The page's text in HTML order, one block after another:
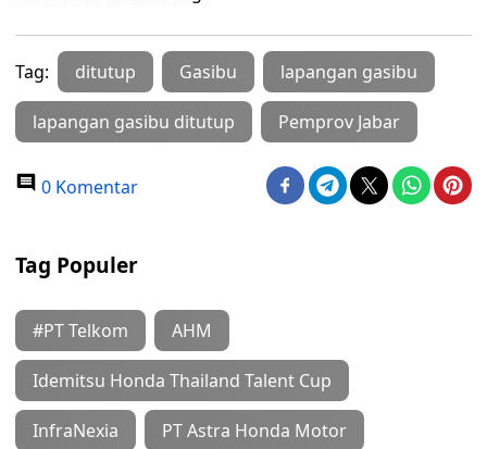
Tag: ditutup Gasibu lapangan gasibu
lapangan gasibu ditutup Pemprov Jabar
0 Komentar
Tag Populer
#PT Telkom AHM
Idemitsu Honda Thailand Talent Cup
InfraNexia PT Astra Honda Motor